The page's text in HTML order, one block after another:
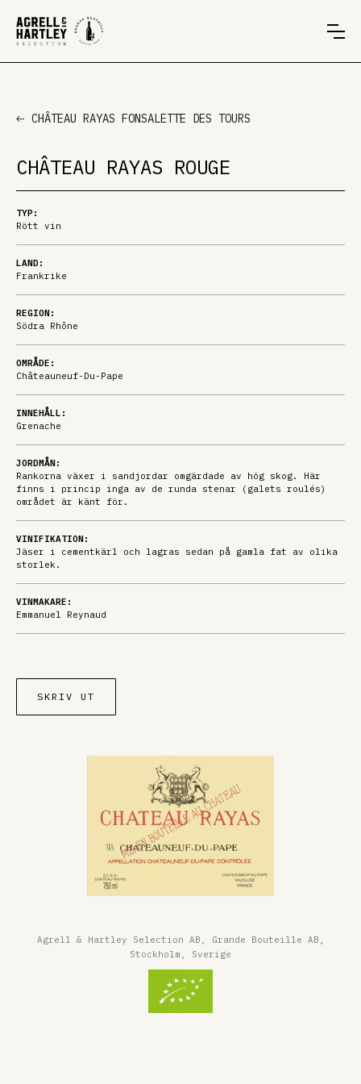
CHÂTEAU RAYAS FONSALETTE DES TOURS
CHÂTEAU RAYAS ROUGE
TYP:
Rött vin
LAND:
Frankrike
REGION:
Södra Rhône
OMRÅDE:
Châteauneuf-Du-Pape
INNEHÅLL:
Grenache
JORDMÅN:
Rankorna växer i sandjordar omgärdade av hög skog. Här
finns i princip inga av de runda stenar (galets roulés)
området är känt för.
VINIFIKATION:
Jäser i cementkärl och lagras sedan på gamla fat av olika
storlek.
VINMAKARE:
Emmanuel Reynaud
SKRIV UT
Agrell & Hartley Selection AB, Grande Bouteille AB,
Stockholm, Sverige